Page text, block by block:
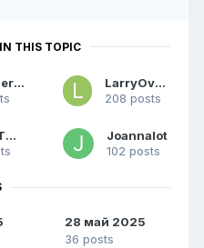
THIS TOPIC
ThonaserImarp
LarryOvafe
208 posts
JamesThele
Joannalot
102 posts
28 май 2025
36 posts